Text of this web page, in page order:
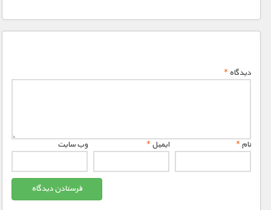
دیدگاه*
نام* ایمیل* وب‌ سایت